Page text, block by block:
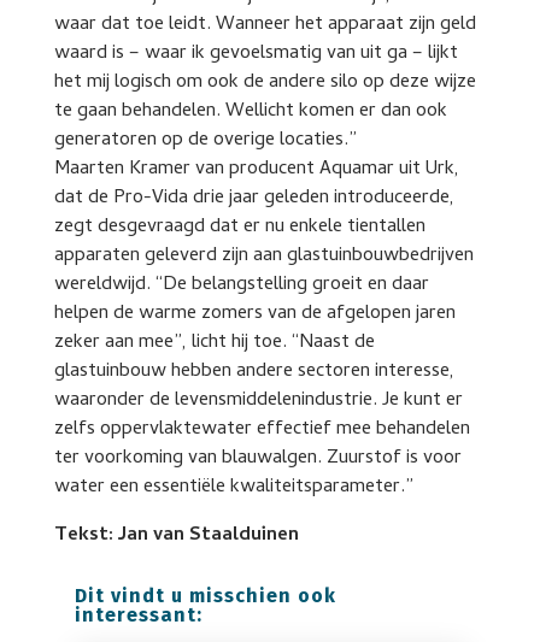
waar dat toe leidt. Wanneer het apparaat zijn geld
waard is – waar ik gevoelsmatig van uit ga – lijkt
het mij logisch om ook de andere silo op deze wijze
te gaan behandelen. Wellicht komen er dan ook
generatoren op de overige locaties.”
Maarten Kramer van producent Aquamar uit Urk,
dat de Pro-Vida drie jaar geleden introduceerde,
zegt desgevraagd dat er nu enkele tientallen
apparaten geleverd zijn aan glastuinbouwbedrijven
wereldwijd. “De belangstelling groeit en daar
helpen de warme zomers van de afgelopen jaren
zeker aan mee”, licht hij toe. “Naast de
glastuinbouw hebben andere sectoren interesse,
waaronder de levensmiddelenindustrie. Je kunt er
zelfs oppervlaktewater effectief mee behandelen
ter voorkoming van blauwalgen. Zuurstof is voor
water een essentiële kwaliteitsparameter.”
Tekst: Jan van Staalduinen
Dit vindt u misschien ook
interessant: